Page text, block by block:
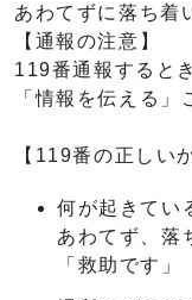
あわてずに落ち着
【通報の注意】
119番通報すると
「情報を伝える」
【119番の正しい
何が起きてい
あわてず、落
「救助です」